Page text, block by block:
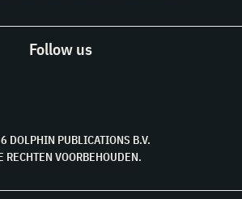
Follow us
DOLPHIN PUBLICATIONS B.V.
RECHTEN VOORBEHOUDEN.